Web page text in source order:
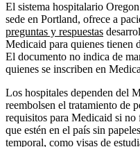
El sistema hospitalario
sede en Portland, ofrece a
preguntas y respuestas
Medicaid para quienes tienen
El documento no indica de
quienes se inscriben en
Los hospitales dependen del
reembolsen el tratamiento de
requisitos para Medicaid si no
que estén en el país sin
temporal, como visas de